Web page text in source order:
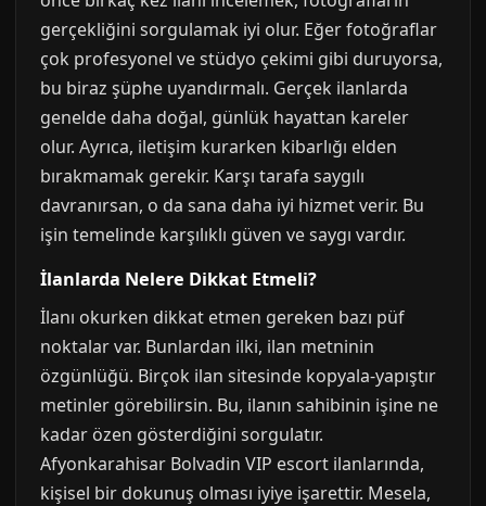
gerçekliğini sorgulamak iyi olur. Eğer fotoğraflar
çok profesyonel ve stüdyo çekimi gibi duruyorsa,
bu biraz şüphe uyandırmalı. Gerçek ilanlarda
genelde daha doğal, günlük hayattan kareler
olur. Ayrıca, iletişim kurarken kibarlığı elden
bırakmamak gerekir. Karşı tarafa saygılı
davranırsan, o da sana daha iyi hizmet verir. Bu
işin temelinde karşılıklı güven ve saygı vardır.
İlanlarda Nelere Dikkat Etmeli?
İlanı okurken dikkat etmen gereken bazı püf
noktalar var. Bunlardan ilki, ilan metninin
özgünlüğü. Birçok ilan sitesinde kopyala-yapıştır
metinler görebilirsin. Bu, ilanın sahibinin işine ne
kadar özen gösterdiğini sorgulatır.
Afyonkarahisar Bolvadin VIP escort ilanlarında,
kişisel bir dokunuş olması iyiye işarettir. Mesela,